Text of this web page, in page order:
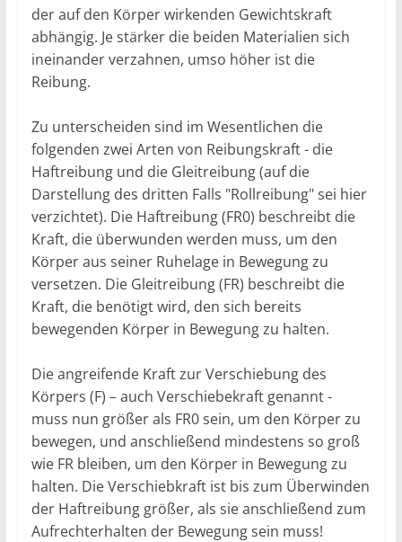
der auf den Körper wirkenden Gewichtskraft
abhängig. Je stärker die beiden Materialien sich
ineinander verzahnen, umso höher ist die
Reibung.
Zu unterscheiden sind im Wesentlichen die
folgenden zwei Arten von Reibungskraft - die
Haftreibung und die Gleitreibung (auf die
Darstellung des dritten Falls "Rollreibung" sei hier
verzichtet). Die Haftreibung (FR0) beschreibt die
Kraft, die überwunden werden muss, um den
Körper aus seiner Ruhelage in Bewegung zu
versetzen. Die Gleitreibung (FR) beschreibt die
Kraft, die benötigt wird, den sich bereits
bewegenden Körper in Bewegung zu halten.
Die angreifende Kraft zur Verschiebung des
Körpers (F) – auch Verschiebekraft genannt -
muss nun größer als FR0 sein, um den Körper zu
bewegen, und anschließend mindestens so groß
wie FR bleiben, um den Körper in Bewegung zu
halten. Die Verschiebkraft ist bis zum Überwinden
der Haftreibung größer, als sie anschließend zum
Aufrechterhalten der Bewegung sein muss!